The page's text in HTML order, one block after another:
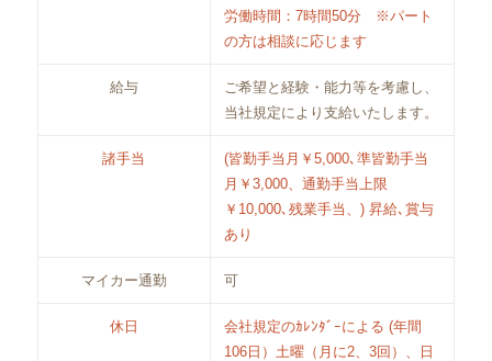
労働時間：7時間50分 ※パート
の方は相談に応じます
給与
ご希望と経験・能力等を考慮し、
当社規定により支給いたします。
諸手当
(皆勤手当月￥5,000､準皆勤手当
月￥3,000、通勤手当上限
￥10,000､残業手当、) 昇給､賞与
あり
マイカー通勤 可
休日
会社規定のｶﾚﾝﾀﾞｰによる (年間
106日）土曜（月に2、3回）、日